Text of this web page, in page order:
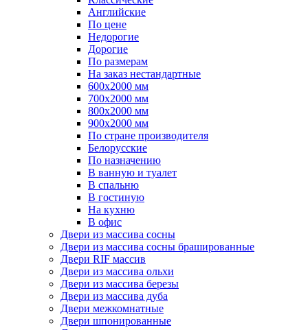
Английские
По цене
Недорогие
Дорогие
По размерам
На заказ нестандартные
600х2000 мм
700х2000 мм
800х2000 мм
900х2000 мм
По стране производителя
Белорусские
По назначению
В ванную и туалет
В спальню
В гостиную
На кухню
В офис
Двери из массива сосны
Двери из массива сосны брашированные
Двери RIF массив
Двери из массива ольхи
Двери из массива березы
Двери из массива дуба
Двери межкомнатные
Двери шпонированные